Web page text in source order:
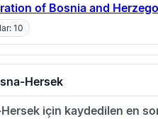
of Bosnia and
10
Hersek
için kaydedilen en